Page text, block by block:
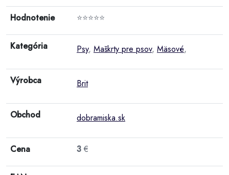
Hodnotenie ⭐⭐⭐⭐⭐
Kategória Psy, Maškrty pre psov, Mäsové,
Výrobca Brit
Obchod dobramiska.sk
Cena 3 €